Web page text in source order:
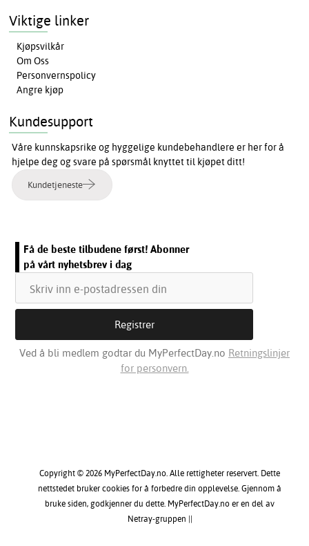
Viktige linker
Kjøpsvilkår
Om Oss
Personvernspolicy
Angre kjøp
Kundesupport
Våre kunnskapsrike og hyggelige kundebehandlere er her for å
hjelpe deg og svare på spørsmål knyttet til kjøpet ditt!
Kundetjeneste
Få de beste tilbudene først! Abonner
på vårt nyhetsbrev i dag
Ved å bli medlem godtar du MyPerfectDay.no Retningslinjer
for personvern.
Copyright © 2026 MyPerfectDay.no. Alle rettigheter reservert. Dette
nettstedet bruker cookies for å forbedre din opplevelse. Gjennom å
bruke siden, godkjenner du dette. MyPerfectDay.no er en del av
Netray-gruppen ||